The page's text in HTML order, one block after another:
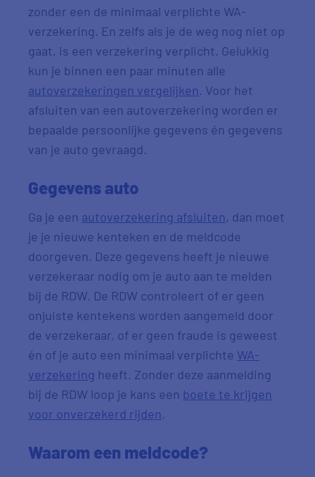
zonder een de minimaal verplichte WA-
verzekering. En zelfs als je de weg nog niet op
gaat, is een verzekering verplicht. Gelukkig
kun je binnen een paar minuten alle
autoverzekeringen vergelijken. Voor het
afsluiten van een autoverzekering worden er
bepaalde persoonlijke gegevens én gegevens
van je auto gevraagd.
Gegevens auto
Ga je een autoverzekering afsluiten, dan moet
je je nieuwe kenteken en de meldcode
doorgeven. Deze gegevens heeft je nieuwe
verzekeraar nodig om je auto aan te melden
bij de RDW. De RDW controleert of er geen
onjuiste kentekens worden aangemeld door
de verzekeraar, of er geen fraude is geweest
én of je auto een minimaal verplichte WA-
verzekering heeft. Zonder deze aanmelding
bij de RDW loop je kans een boete te krijgen
voor onverzekerd rijden.
Waarom een meldcode?